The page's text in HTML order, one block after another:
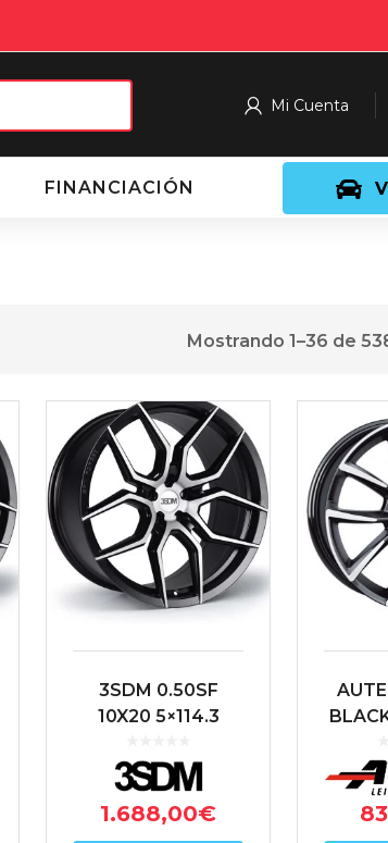
Mi Cuenta
FINANCIACIÓN
Mostrando 1–36 de
3SDM 0.50SF
10X20 5×114.3
1.688,00€